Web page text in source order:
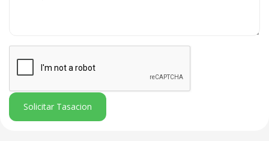
Solicitar Tasacion